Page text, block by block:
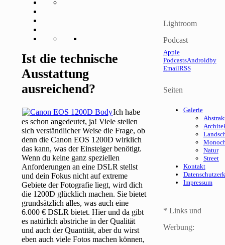
Ist die technische
Ausstattung
ausreichend?
Ich habe
es schon angedeutet, ja! Viele stellen
sich verständlicher Weise die Frage, ob
denn die Canon EOS 1200D wirklich
das kann, was der Einsteiger benötigt.
Wenn du keine ganz speziellen
Anforderungen an eine DSLR stellst
und dein Fokus nicht auf extreme
Gebiete der Fotografie liegt, wird dich
die 1200D glücklich machen. Sie bietet
grundsätzlich alles, was auch eine
6.000 € DSLR bietet. Hier und da gibt
es natürlich abstriche in der Qualität
und auch der Quantität, aber du wirst
eben auch viele Fotos machen können,
Lightroom
Podcast
Apple
PodcastsAndroidby
EmailRSS
Seiten
Galerie
Natur
Street
Kontakt
Impressum
* Links und
Werbung: